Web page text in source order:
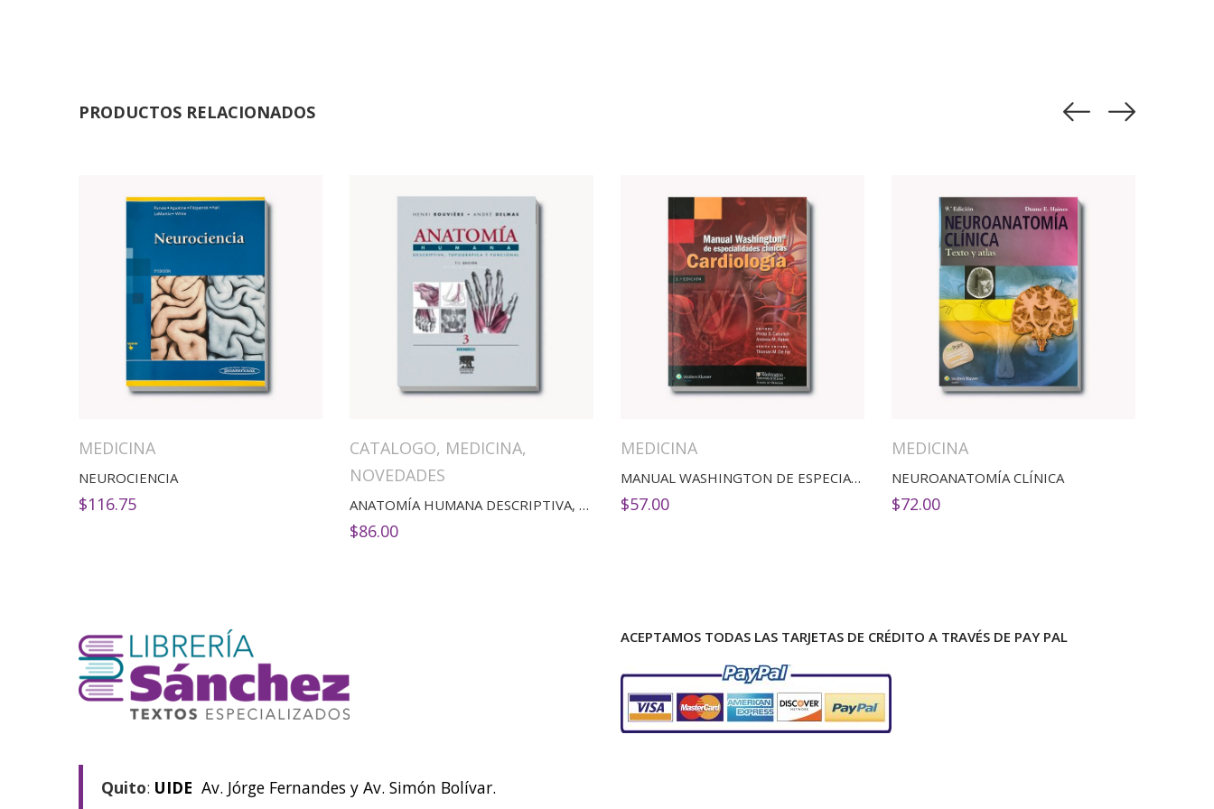
PRODUCTOS RELACIONADOS
MEDICINA
NEUROCIENCIA
$116.75
CATALOGO, MEDICINA,
NOVEDADES
ANATOMÍA HUMANA DESCRIPTIVA, TOPOGRÁFICA Y FUNCIONAL. TOMO 3. MIEMBROS(11ED)
$86.00
MEDICINA
MANUAL WASHINGTON DE ESPECIALIDADES CLÍNICAS CARDIOLOGÍA
$57.00
MEDICINA
NEUROANATOMÍA CLÍNICA
$72.00
Quito: UIDE Av. Jórge Fernandes y Av. Simón Bolívar.
ACEPTAMOS TODAS LAS TARJETAS DE CRÉDITO A TRAVÉS DE PAY PAL